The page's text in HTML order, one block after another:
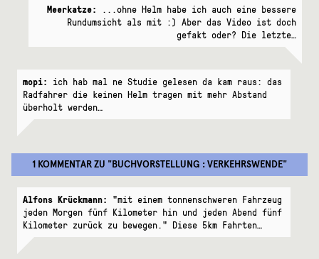
Meerkatze:
...ohne Helm habe ich auch eine bessere
Rundumsicht als mit :) Aber das Video ist doch
gefakt oder? Die letzte…
mopi: ich hab mal ne Studie gelesen da kam raus: das
Radfahrer die keinen Helm tragen mit mehr Abstand
überholt werden…
1 KOMMENTARZU "BUCHVORSTELLUNG : VERKEHRSWENDE"
Alfons Krückmann: "mit einem tonnenschweren Fahrzeug
jeden Morgen fünf Kilometer hin und jeden Abend fünf
Kilometer zurück zu bewegen." Diese 5km Fahrten…